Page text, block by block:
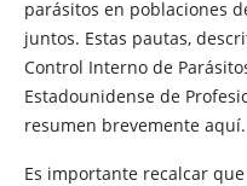
parásitos en poblaciones
juntos. Estas pautas,
Control Interno de
Estadounidense de
resumen brevemente aquí.
Es importante recalcar que